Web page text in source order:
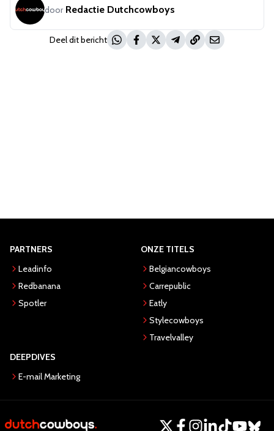
door Redactie Dutchcowboys
Deel dit bericht
PARTNERS
Leadinfo
Redbanana
Spotler
ONZE TITELS
Belgiancowboys
Carrepublic
Eatly
Stylecowboys
Travelvalley
DEEPDIVES
E-mail Marketing